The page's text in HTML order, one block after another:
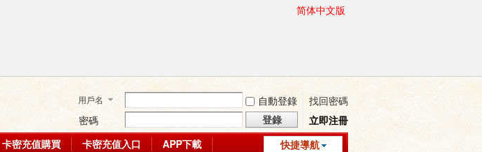
简体中文版
用戶名 自動登錄
找回密碼
密碼
登錄
立即注冊
快捷導航
卡密充值購買 卡密充值入口
APP下載